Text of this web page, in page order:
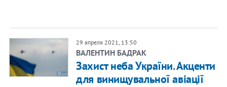
29 апреля 2021, 13:50
ВАЛЕНТИН БАДРАК
Захист неба України. Акценти
для винищувальної авіації